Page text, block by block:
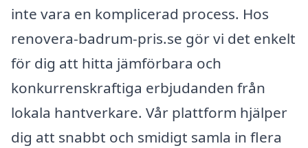
inte vara en komplicerad process. Hos
renovera-badrum-pris.se gör vi det enkelt
för dig att hitta jämförbara och
konkurrenskraftiga erbjudanden från
lokala hantverkare. Vår plattform hjälper
dig att snabbt och smidigt samla in flera